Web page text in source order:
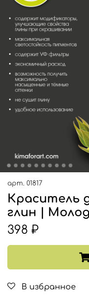
арт. 01817
Краситель
глин |
398 ₽
В избранное